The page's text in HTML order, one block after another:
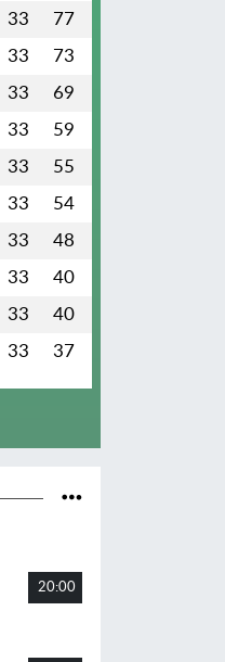
33 77
33 73
33 69
33 59
33 55
33 54
33 48
33 40
33 40
33 37
20:00